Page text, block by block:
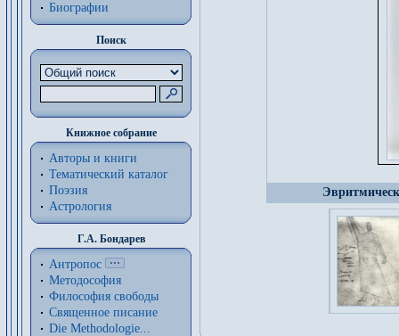
Биографии
Поиск
Книжное собрание
Авторы и книги
Тематический каталог
Поэзия
Астрология
Г.А. Бондарев
Антропос
Методософия
Философия cвободы
Священное писание
Die Methodologie...